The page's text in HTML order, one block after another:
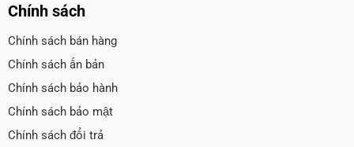
Chính sách
Chính sách bán hàng
Chính sách ấn bản
Chính sách bảo hành
Chính sách bảo mật
Chính sách đổi trả